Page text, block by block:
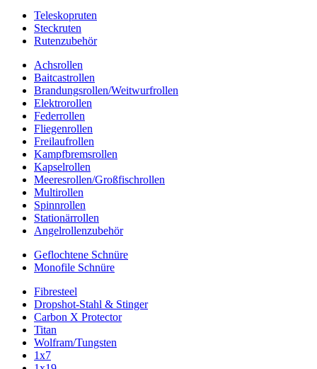
Teleskopruten
Steckruten
Rutenzubehör
Achsrollen
Baitcastrollen
Brandungsrollen/Weitwurfrollen
Elektrorollen
Federrollen
Fliegenrollen
Freilaufrollen
Kampfbremsrollen
Kapselrollen
Meeresrollen/Großfischrollen
Multirollen
Spinnrollen
Stationärrollen
Angelrollenzubehör
Geflochtene Schnüre
Monofile Schnüre
Fibresteel
Dropshot-Stahl & Stinger
Carbon X Protector
Titan
Wolfram/Tungsten
1x7